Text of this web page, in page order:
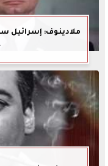
ملادينوف: إسرائيل